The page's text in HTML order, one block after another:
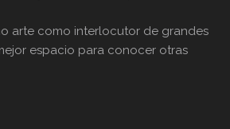
arte como interlocutor de grandes
espacio para conocer otras